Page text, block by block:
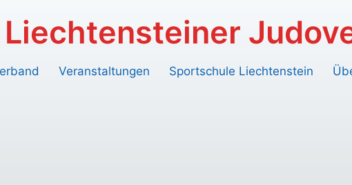
Liechtensteiner
Veranstaltungen Sportschule Liechtenstein